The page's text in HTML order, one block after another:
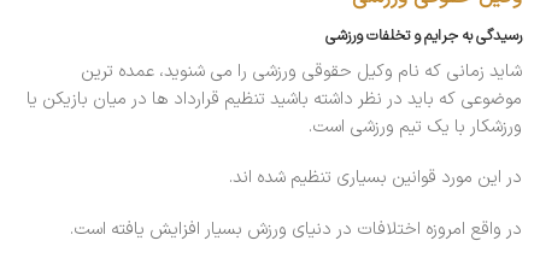
رسیدگی به جرایم و تخلفات ورزشی
شاید زمانی که نام وکیل حقوقی ورزشی را می شنوید، عمده ترین
موضوعی که باید در نظر داشته باشید تنظیم قرارداد ها در میان بازیکن یا
ورزشکار با یک تیم ورزشی است.
در این مورد قوانین بسیاری تنظیم شده اند.
در واقع امروزه اختلافات در دنیای ورزش بسیار افزایش یافته است.